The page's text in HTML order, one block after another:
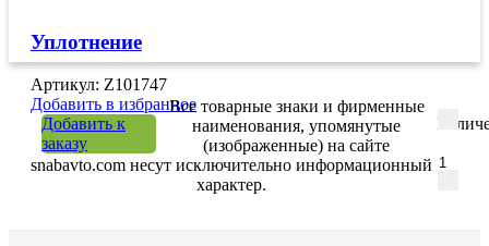
Уплотнение
Артикул: Z101747
Добавить в избранное
Добавить к
заказу
Все товарные знаки и фирменные
наименования, упомянутые
(изображенные) на сайте
snabavto.com несут исключительно информационный
характер.